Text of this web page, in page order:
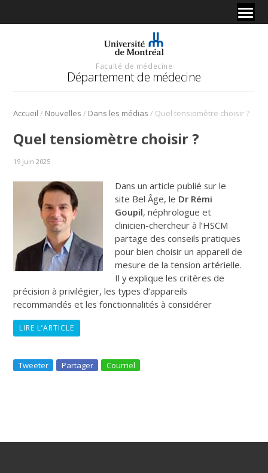
Faculté de médecine
Département de médecine
Accueil / Nouvelles / Dans les médias / Quel tensiomètre choisir ?
Quel tensiomètre choisir ?
19 juin 2025
Dans un article publié sur le
site Bel Âge, le Dr Rémi
Goupil, néphrologue et
clinicien-chercheur à l’HSCM
partage des conseils pratiques
pour bien choisir un appareil de
mesure de la tension artérielle.
Il y explique les critères de
précision à privilégier, les types d’appareils
recommandés et les fonctionnalités à considérer
LIRE L’ARTICLE
Tweeter Partager Courriel